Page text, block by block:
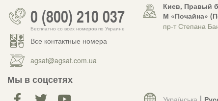
0 (800) 210 037
Бесплатно со всех номеров по Украине
Все контактные номера
agsat@agsat.com.ua
Мы в соцсетях
Киев, Правый
М «Почайна»
пр-т Степана
Українська